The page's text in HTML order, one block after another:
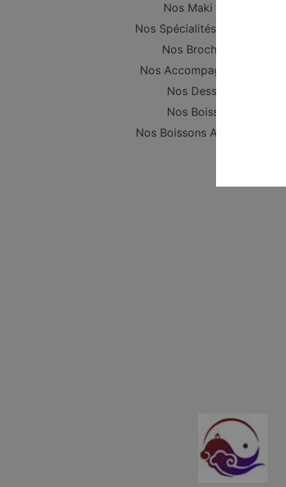
Nos Maki Rolls
Nos Spécialités Chinoises
Nos Brochettes
Nos Accompagnements
Nos Desserts
Nos Boissons
Nos Boissons Alcoolisées